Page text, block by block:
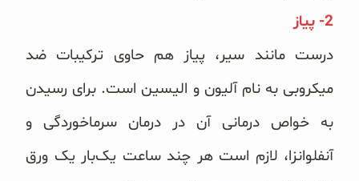
2- پیاز
درست مانند سیر، پیاز هم حاوی ترکیبات ضد
میکروبی به نام آلیون و الیسین است. برای رسیدن
به خواص درمانی آن در درمان سرماخوردگی و
آنفلوانزا، لازم است هر چند ساعت یک‌بار یک ورق